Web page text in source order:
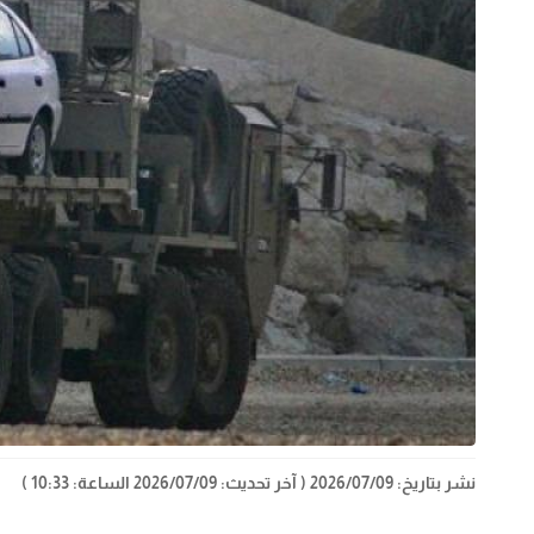
نشر بتاريخ: 2026/07/09 ( آخر تحديث: 2026/07/09 الساعة: 10:33 )